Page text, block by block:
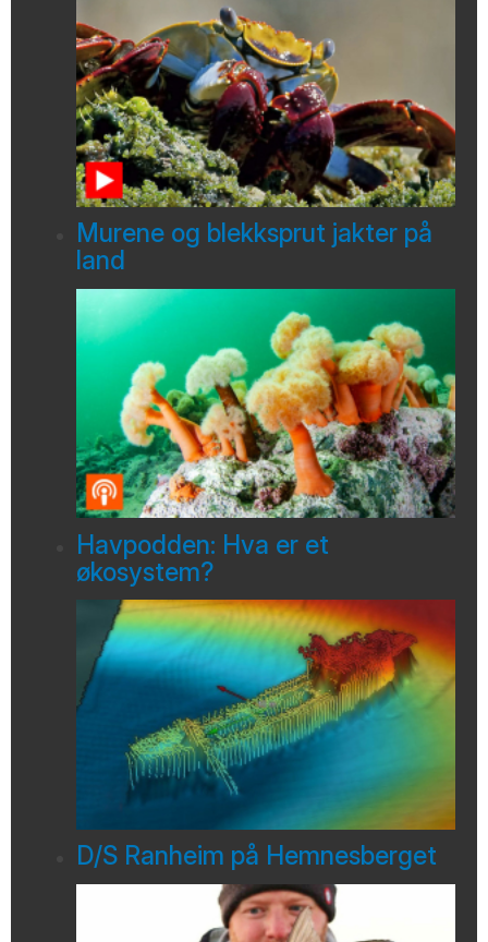
Murene og blekksprut jakter på
land
Havpodden: Hva er et
økosystem?
D/S Ranheim på Hemnesberget